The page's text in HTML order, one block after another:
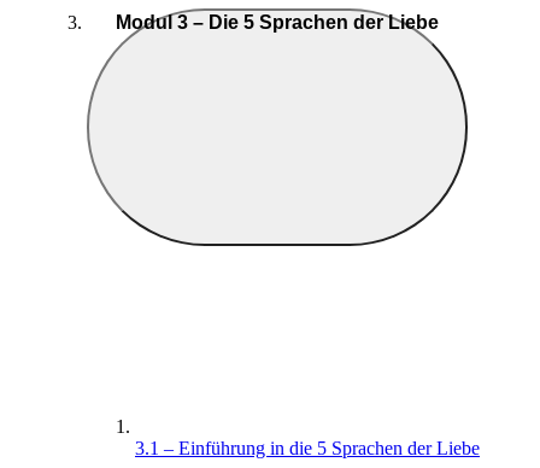
Modul 3 – Die 5 Sprachen der Liebe
3.1 – Einführung in die 5 Sprachen der Liebe